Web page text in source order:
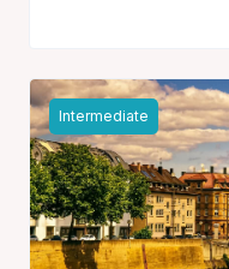
Intermediate